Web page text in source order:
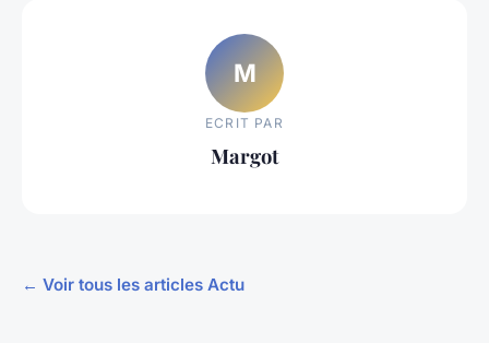
M
ECRIT PAR
Margot
← Voir tous les articles Actu